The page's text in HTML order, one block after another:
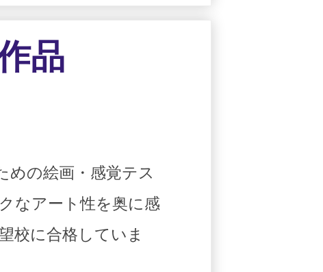
品
めの絵画・感覚テス
なアート性を奥に感
校に合格していま